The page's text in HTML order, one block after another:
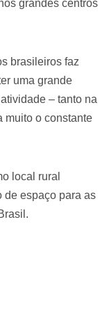
grandes centros
brasileiros faz
uma grande
– tanto na
muito o constante
local rural
de espaço para as